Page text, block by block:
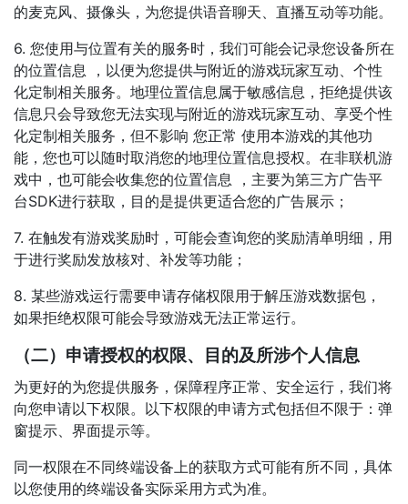
的麦克风、摄像头，为您提供语音聊天、直播互动等功能。
6. 您使用与位置有关的服务时，我们可能会记录您设备所在
的位置信息 ，以便为您提供与附近的游戏玩家互动、个性
化定制相关服务。地理位置信息属于敏感信息，拒绝提供该
信息只会导致您无法实现与附近的游戏玩家互动、享受个性
化定制相关服务，但不影响 您正常 使用本游戏的其他功
能，您也可以随时取消您的地理位置信息授权。在非联机游
戏中，也可能会收集您的位置信息 ，主要为第三方广告平
台SDK进行获取，目的是提供更适合您的广告展示；
7. 在触发有游戏奖励时，可能会查询您的奖励清单明细，用
于进行奖励发放核对、补发等功能；
8. 某些游戏运行需要申请存储权限用于解压游戏数据包，
如果拒绝权限可能会导致游戏无法正常运行。
（二）申请授权的权限、目的及所涉个人信息
为更好的为您提供服务，保障程序正常、安全运行，我们将
向您申请以下权限。以下权限的申请方式包括但不限于：弹
窗提示、界面提示等。
同一权限在不同终端设备上的获取方式可能有所不同，具体
以您使用的终端设备实际采用方式为准。